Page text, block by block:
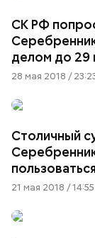
СК РФ
делом до 29
28 мая 2018 /
Столичный
21 мая 2018 / 14:55